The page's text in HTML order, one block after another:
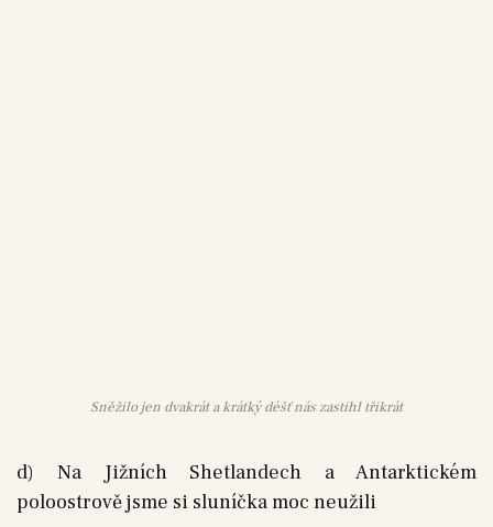
Sněžilo jen dvakrát a krátký déšť nás zastihl třikrát
d) Na Jižních Shetlandech a Antarktickém
poloostrově jsme si sluníčka moc neužili